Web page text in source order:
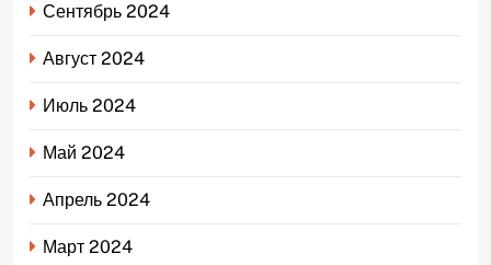
Сентябрь 2024
Август 2024
Июль 2024
Май 2024
Апрель 2024
Март 2024